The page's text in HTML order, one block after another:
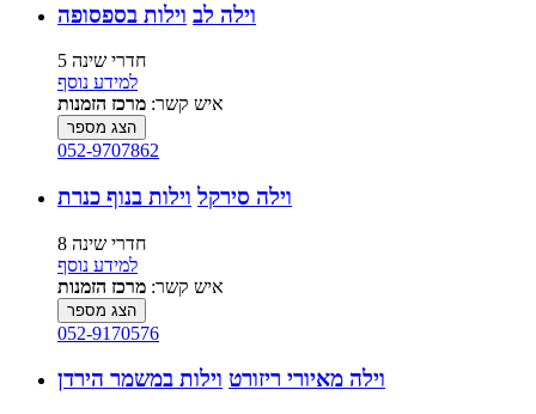
וילה לב וילות בספסופה
5 חדרי שינה
למידע נוסף
איש קשר: מרכז הזמנות
הצג מספר
052-9707862
וילה סירקל וילות בנוף כנרת
8 חדרי שינה
למידע נוסף
איש קשר: מרכז הזמנות
הצג מספר
052-9170576
וילה מאיורי ריזורט וילות במשמר הירדן